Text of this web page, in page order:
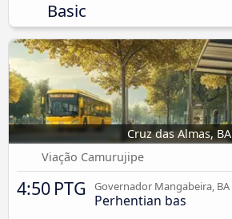
Basic
Cruz das Almas, BA
Viação Camurujipe
4:50 PTG Governador Mangabeira, BA
Perhentian bas